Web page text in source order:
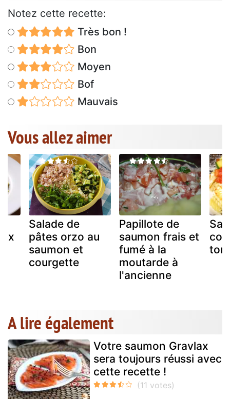
Notez cette recette:
Très bon !
Bon
Moyen
Bof
Mauvais
Vous allez aimer
Salade de
pâtes orzo au
saumon et
courgette
Papillote de
saumon frais et
fumé à la
moutarde à
l'ancienne
A lire également
Votre saumon Gravlax
sera toujours réussi avec
cette recette !